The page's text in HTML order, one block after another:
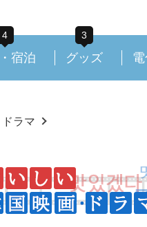
4
宿泊
3
グッズ
ラマ